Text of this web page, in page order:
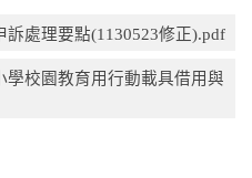
處理要點(1130523修正).pdf
學校園教育用行動載具借用與